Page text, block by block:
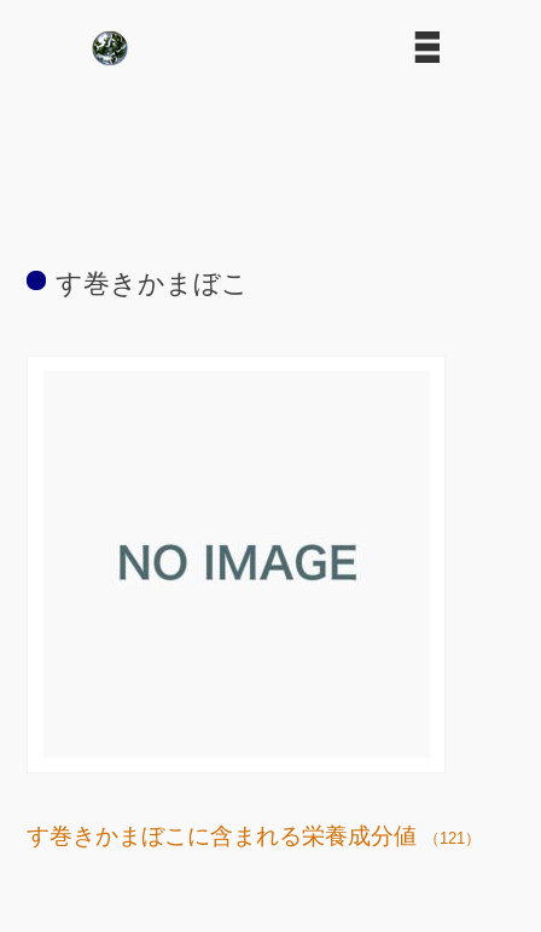
す巻きかまぼこ
す巻きかまぼこに含まれる栄養成分値 （121）